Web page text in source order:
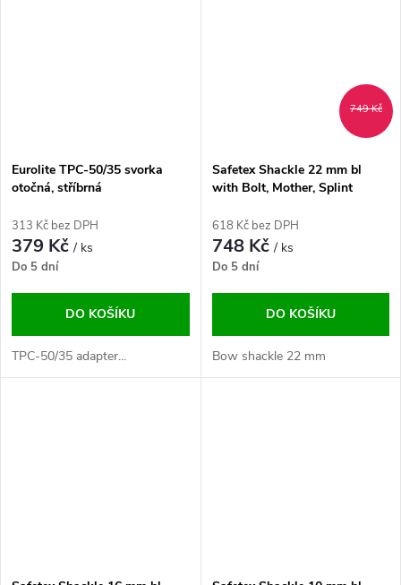
Eurolite TPC-50/35 svorka
otočná, stříbrná
313 Kč bez DPH
379 Kč/ ks
Do 5 dní
DO KOŠÍKU
TPC-50/35 adapter...
749 Kč
Safetex Shackle 22 mm bl
with Bolt, Mother, Splint
618 Kč bez DPH
748 Kč/ ks
Do 5 dní
DO KOŠÍKU
Bow shackle 22 mm